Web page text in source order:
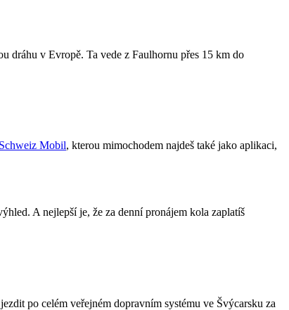
dráhu v Evropě. Ta vede z Faulhornu přes 15 km do
Mobil, kterou mimochodem najdeš také jako aplikaci,
A nejlepší je, že za denní pronájem kola zaplatíš
po celém veřejném dopravním systému ve Švýcarsku za